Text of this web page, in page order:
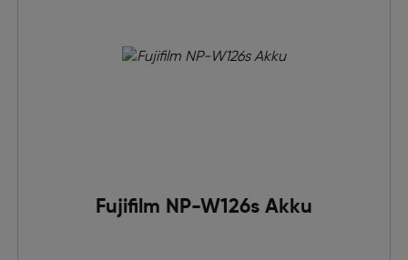
Fujifilm NP-W126s Akku